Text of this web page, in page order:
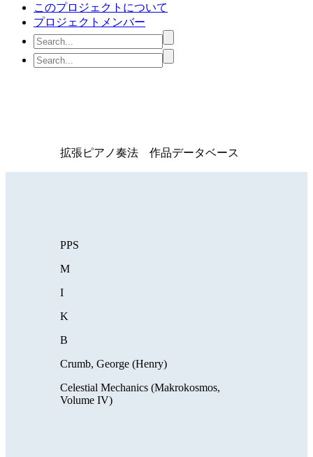
このプロジェクトについて
プロジェクトメンバー
拡張ピアノ奏法 作品データベース
PPS
M
I
K
B
Crumb, George (Henry)
Celestial Mechanics (Makrokosmos,
Volume IV)